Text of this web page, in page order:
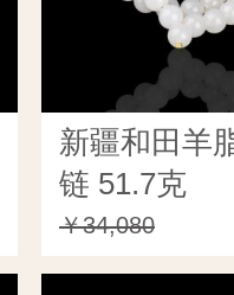
新疆和田羊
链 51.7克
￥34,080